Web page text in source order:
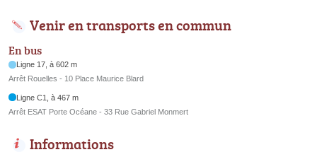
Venir en transports en commun
En bus
Ligne 17, à 602 m
Arrêt Rouelles - 10 Place Maurice Blard
Ligne C1, à 467 m
Arrêt ESAT Porte Océane - 33 Rue Gabriel Monmert
Informations